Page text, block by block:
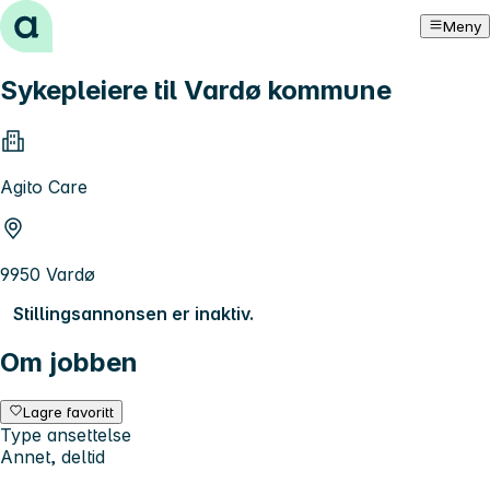
Hopp til innhold Meny
Sykepleiere til Vardø kommune
Agito Care
9950 Vardø
Stillingsannonsen er inaktiv.
Om jobben
Lagre favoritt
Type ansettelse
Annet, deltid